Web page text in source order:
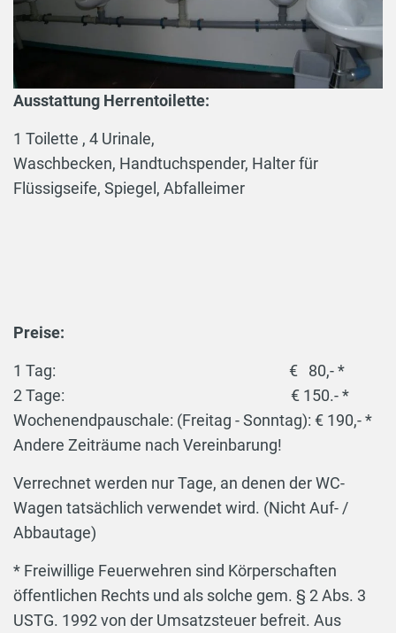
Ausstattung Herrentoilette:
1 Toilette , 4 Urinale,
Waschbecken, Handtuchspender, Halter für
Flüssigseife, Spiegel, Abfalleimer
Preise:
1 Tag: € 80,- *
2 Tage: € 150.- *
Wochenendpauschale: (Freitag - Sonntag): € 190,- *
Andere Zeiträume nach Vereinbarung!
Verrechnet werden nur Tage, an denen der WC-
Wagen tatsächlich verwendet wird. (Nicht Auf- /
Abbautage)
* Freiwillige Feuerwehren sind Körperschaften
öffentlichen Rechts und als solche gem. § 2 Abs. 3
USTG. 1992 von der Umsatzsteuer befreit. Aus